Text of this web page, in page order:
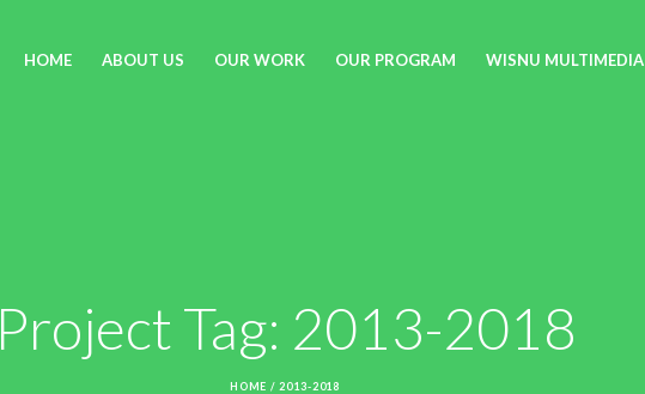
HOME ABOUT US OUR WORK OUR PROGRAM WISNU MULTIMEDIA
Project Tag: 2013-2018
HOME / 2013-2018